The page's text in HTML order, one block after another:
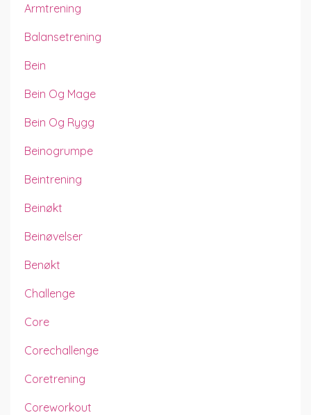
Armtrening
Balansetrening
Bein
Bein Og Mage
Bein Og Rygg
Beinogrumpe
Beintrening
Beinøkt
Beinøvelser
Benøkt
Challenge
Core
Corechallenge
Coretrening
Coreworkout